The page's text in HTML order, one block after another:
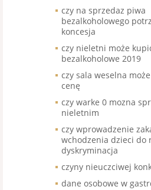
czy na sprzedaz piwa
bezalkoholowego
koncesja
czy nieletni może
bezalkoholowe 2019
czy sala weselna
cenę
czy warke 0 mozna
nieletnim
czy wprowadzenie
wchodzenia dzieci do
dyskryminacja
czyny nieuczciwej
dane osobowe w